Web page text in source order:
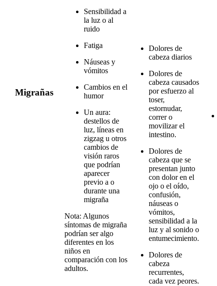
Dolores de
cabeza diarios
Dolores de
cabeza causados
por esfuerzo al
toser,
estornudar,
correr o
movilizar el
intestino.
Dolores de
cabeza que se
presentan junto
con dolor en el
ojo o el oído,
confusión,
náuseas o
vómitos,
sensibilidad a la
luz y al sonido o
entumecimiento.
Dolores de
cabeza
recurrentes,
cada vez peores.
Migrañas
Sensibilidad a
la luz o al
ruido
Fatiga
Náuseas y
vómitos
Cambios en el
humor
Un aura:
destellos de
luz, líneas en
zigzag u otros
cambios de
visión raros
que podrían
aparecer
previo a o
durante una
migraña
Nota: Algunos
síntomas de migraña
podrían ser algo
diferentes en los
niños en
comparación con los
adultos.